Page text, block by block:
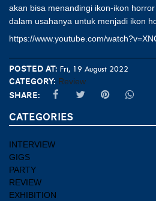
akan bisa menandingi ikon-ikon
dalam usahanya untuk menjadi ikon
https://www.youtube.com/
Posted at: Fri, 19 August 2022
Category: Review
Share:
CATEGORIES
INTERVIEW
GIGS
PARTY
REVIEW
EXHIBITION